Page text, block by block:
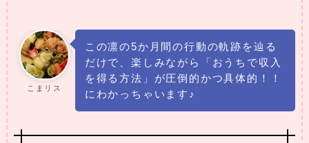
こまリス
この凛の5か月間の行動の軌跡を辿る
だけで、楽しみながら「おうちで収入
を得る方法」が圧倒的かつ具体的！！
にわかっちゃいます♪